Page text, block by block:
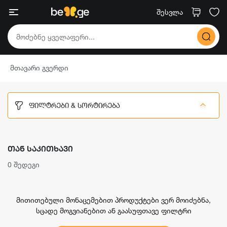
შესვლა
მთავარი გვერდი
ᲤᲘᲚᲢᲠᲔᲑᲘ & ᲡᲝᲠᲢᲘᲠᲔᲑᲐ
ᲗᲐᲜ ᲡᲐᲙᲘᲗᲮᲐᲕᲘ
0 შედეგი
მითითებული მონაცემებით პროდუქტები ვერ მოიძებნა,
სცადე მოგვიანებით ან გაასუფთავე ფილტრი